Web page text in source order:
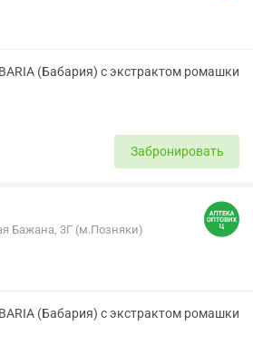
(Бабария) с экстрактом ромашки
Забронировать
Бажана, 3Г (м.Позняки)
(Бабария) с экстрактом ромашки